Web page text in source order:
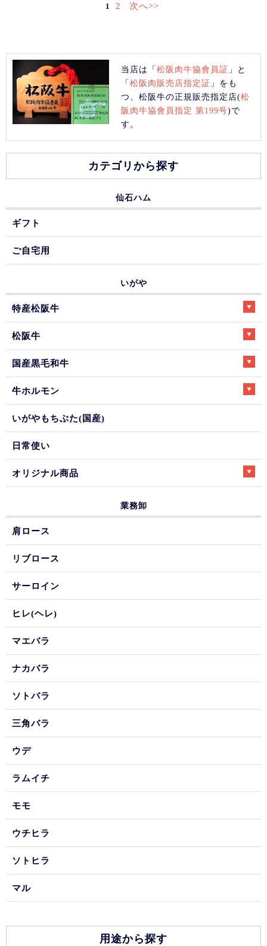
1 2 次へ>>
当店は「松阪肉牛協會員証 」と
「松阪肉販売店指定証 」をも
つ、松阪牛の正規販売指定店(松
阪肉牛協會員指定 第199号)で
す。
カテゴリから探す
仙石ハム
ギフト
ご自宅用
いがや
特産松阪牛
松阪牛
国産黒毛和牛
牛ホルモン
いがやもちぶた(国産)
日常使い
オリジナル商品
業務卸
肩ロース
リブロース
サーロイン
ヒレ(ヘレ)
マエバラ
ナカバラ
ソトバラ
三角バラ
ウデ
ラムイチ
モモ
ウチヒラ
ソトヒラ
マル
用途から探す